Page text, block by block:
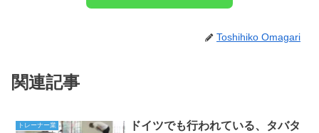
Toshihiko Omagari
関連記事
トレーナー業
ドイツでも行われている、タバタ